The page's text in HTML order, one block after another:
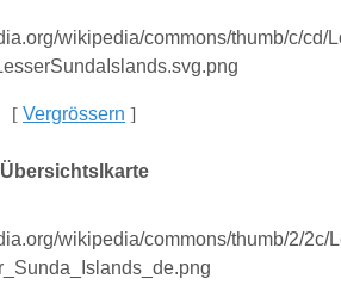
[ Vergrössern ]
Übersichtslkarte